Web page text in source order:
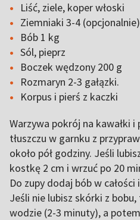
Liść, ziele, koper włoski
Ziemniaki 3-4 (opcjonalnie)
Bób 1 kg
Sól, pieprz
Boczek wędzony 200 g
Rozmaryn 2-3 gałązki.
Korpus i pierś z kaczki
Warzywa pokrój na kawałki
tłuszczu w garnku z
około pół godziny. Jeśli
kostkę 2 cm i wrzuć po 20
Do zupy dodaj bób w
Jeśli nie lubisz skórki z
wodzie (2-3 minuty), a